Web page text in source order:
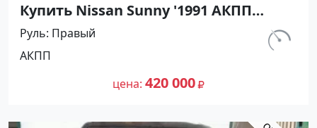
Купить Nissan Sunny '1991 АКПП
(1400/75 л.с.) Бензин инжектор
Воронежская цвет Серый Седан по
цене 420000 рублей, объявление
№27501 на сайте Авторынок23
км.
Руль Правый
АКПП
цена 420 000